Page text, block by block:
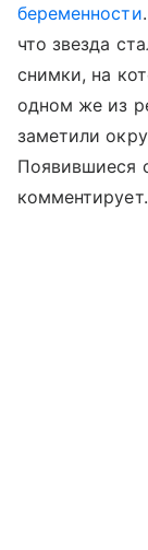
беременности
что звезда
снимки, на
одном же из
заметили
Появившиеся
комментирует.